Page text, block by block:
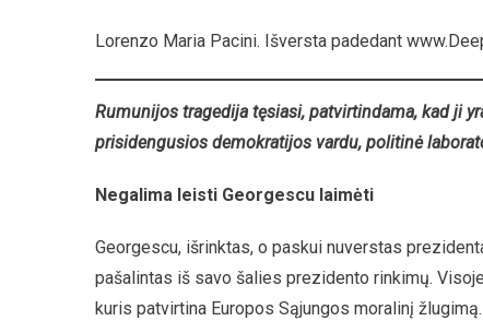
Lorenzo Maria Pacini. Išversta padedant
Rumunijos tragedija tęsiasi, patvirtindama, kad ji
prisidengusios demokratijos vardu, politinė
Negalima leisti Georgescu laimėti
Georgescu, išrinktas, o paskui nuverstas
pašalintas iš savo šalies prezidento rinkimų.
kuris patvirtina Europos Sąjungos moralinį žlugimą.